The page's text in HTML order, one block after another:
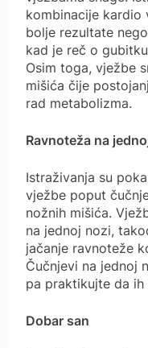
kombinacije kardio
bolje rezultate
kad je reč o
Osim toga, vježbe
mišića čije
rad metabolizma.
Ravnoteža na
Istraživanja su
vježbe poput
nožnih mišića.
na jednoj nozi,
jačanje ravnoteže
Čučnjevi na jednoj
pa praktikujte da
Dobar san